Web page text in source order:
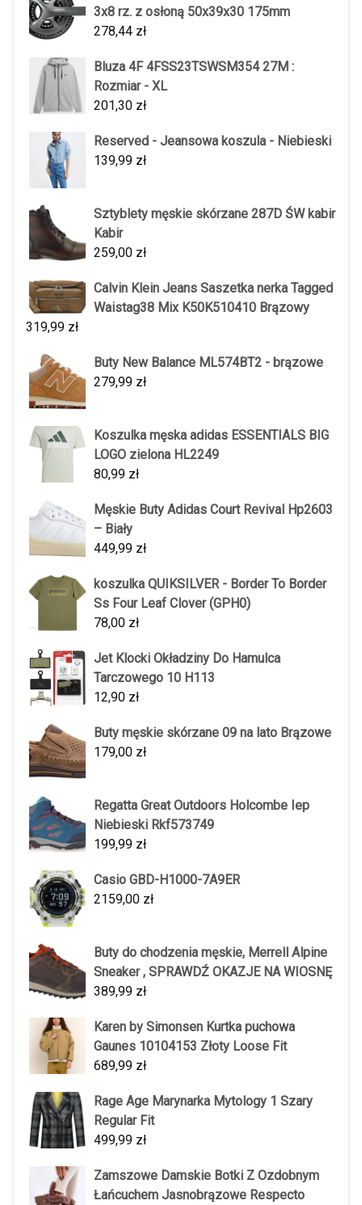
3x8 rz. z osłoną 50x39x30 175mm
278,44 zł
Bluza 4F 4FSS23TSWSM354 27M :
Rozmiar - XL
201,30 zł
Reserved - Jeansowa koszula - Niebieski
139,99 zł
Sztyblety męskie skórzane 287D ŚW kabir
Kabir
259,00 zł
Calvin Klein Jeans Saszetka nerka Tagged
Waistag38 Mix K50K510410 Brązowy
319,99 zł
Buty New Balance ML574BT2 - brązowe
279,99 zł
Koszulka męska adidas ESSENTIALS BIG
LOGO zielona HL2249
80,99 zł
Męskie Buty Adidas Court Revival Hp2603
– Biały
449,99 zł
koszulka QUIKSILVER - Border To Border
Ss Four Leaf Clover (GPH0)
78,00 zł
Jet Klocki Okładziny Do Hamulca
Tarczowego 10 H113
12,90 zł
Buty męskie skórzane 09 na lato Brązowe
179,00 zł
Regatta Great Outdoors Holcombe Iep
Niebieski Rkf573749
199,99 zł
Casio GBD-H1000-7A9ER
2159,00 zł
Buty do chodzenia męskie, Merrell Alpine
Sneaker , SPRAWDŹ OKAZJE NA WIOSNĘ
389,99 zł
Karen by Simonsen Kurtka puchowa
Gaunes 10104153 Złoty Loose Fit
689,99 zł
Rage Age Marynarka Mytology 1 Szary
Regular Fit
499,99 zł
Zamszowe Damskie Botki Z Ozdobnym
Łańcuchem Jasnobrązowe Respecto